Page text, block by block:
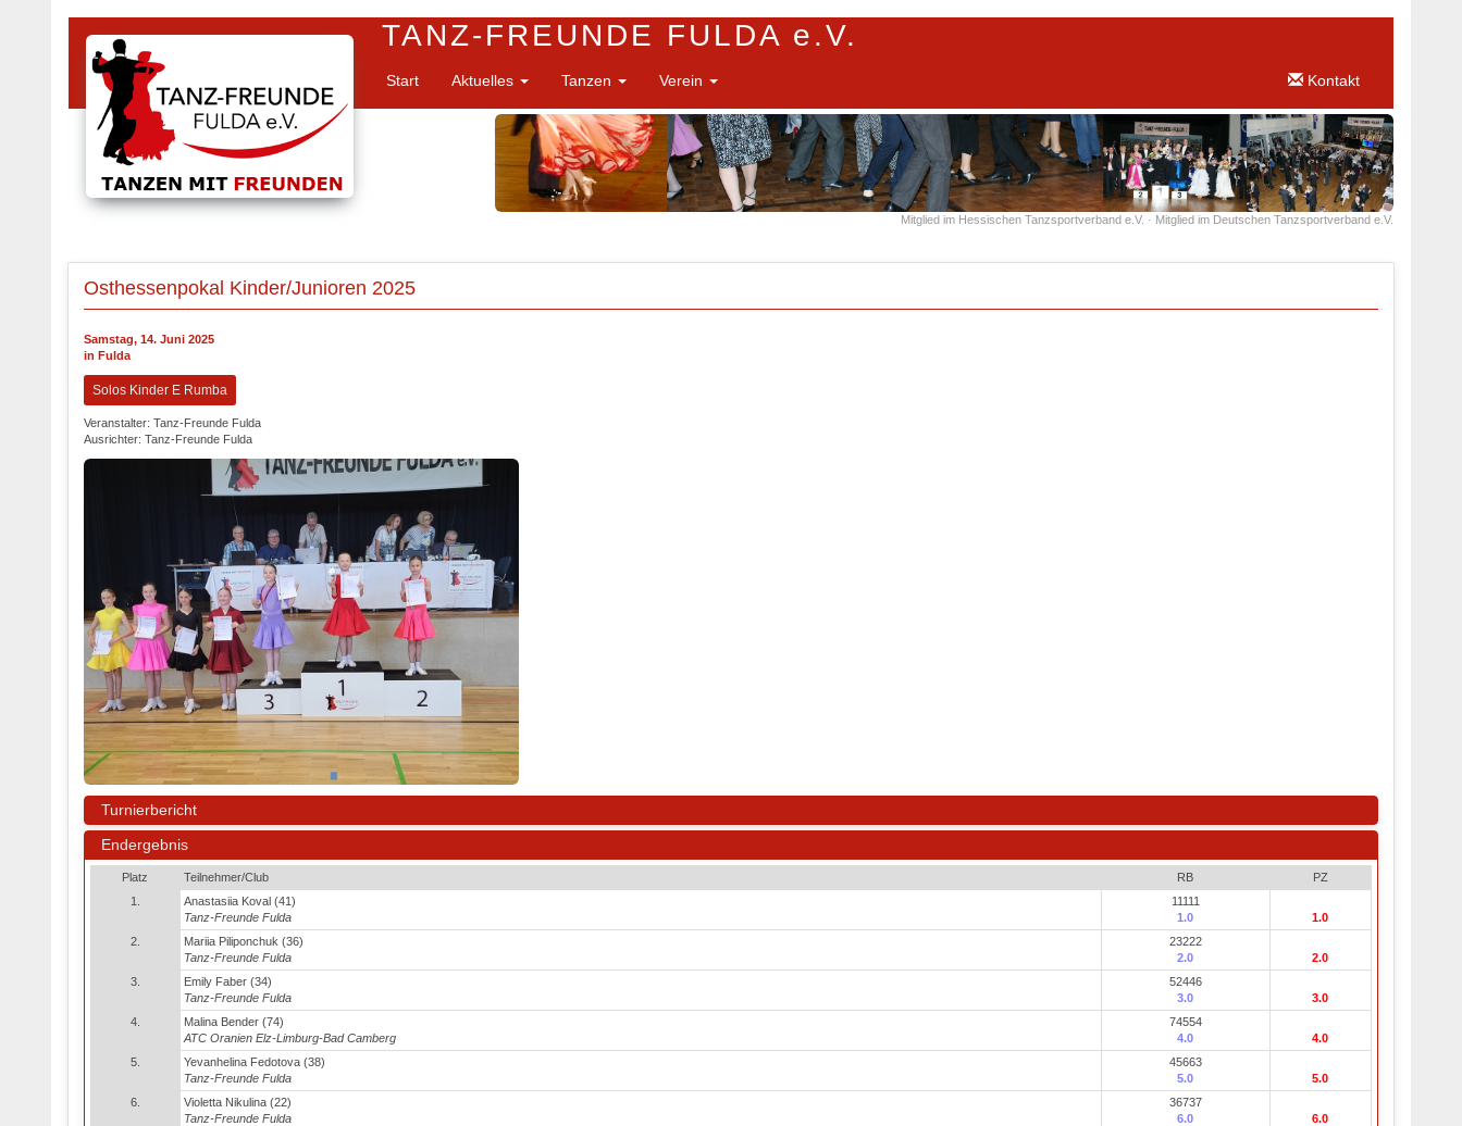
TANZ-FREUNDE FULDA e.V.
Start Aktuelles Tanzen Verein Kontakt
Mitglied im Hessischen Tanzsportverband e.V. · Mitglied im Deutschen Tanzsportverband e.V.
Osthessenpokal Kinder/Junioren 2025
Samstag, 14. Juni 2025
in Fulda
Solos Kinder E Rumba
Veranstalter: Tanz-Freunde Fulda
Ausrichter: Tanz-Freunde Fulda
Turnierbericht
Endergebnis
Platz Teilnehmer/Club RB
PZ
1.
Anastasiia Koval (41)
Tanz-Freunde Fulda
11111
1.0
1.0
2.
Mariia Piliponchuk (36)
Tanz-Freunde Fulda
23222
2.0
2.0
3.
Emily Faber (34)
Tanz-Freunde Fulda
52446
3.0
3.0
4.
Malina Bender (74)
ATC Oranien Elz-Limburg-Bad Camberg
74554
4.0
4.0
5.
Yevanhelina Fedotova (38)
Tanz-Freunde Fulda
45663
5.0
5.0
6.
Violetta Nikulina (22)
Tanz-Freunde Fulda
36737
6.0
6.0